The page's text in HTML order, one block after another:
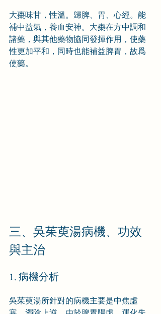
大棗味甘，性溫。歸脾、胃、心經。能
補中益氣，養血安神。大棗在方中調和
諸藥，與其他藥物協同發揮作用，使藥
性更加平和，同時也能補益脾胃，故爲
使藥。
三、吳茱萸湯病機、功效
與主治
1. 病機分析
吳茱萸湯所針對的病機主要是中焦虛